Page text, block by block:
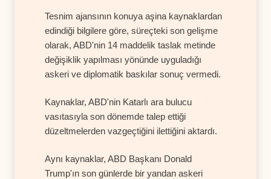
Tesnim ajansının konuya aşina kaynaklardan
edindiği bilgilere göre, süreçteki son gelişme
olarak, ABD'nin 14 maddelik taslak metinde
değişiklik yapılması yönünde uyguladığı
askeri ve diplomatik baskılar sonuç vermedi.
Kaynaklar, ABD'nin Katarlı ara bulucu
vasıtasıyla son dönemde talep ettiği
düzeltmelerden vazgeçtiğini ilettiğini aktardı.
Aynı kaynaklar, ABD Başkanı Donald
Trump'ın son günlerde bir yandan askeri